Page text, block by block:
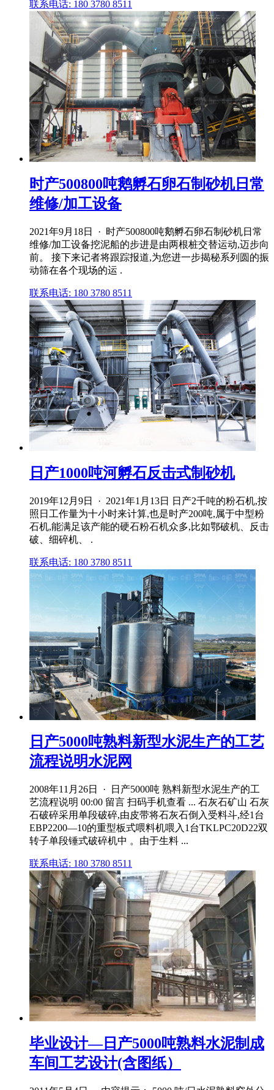
联系电话: 180 3780 8511
时产500800吨鹅孵石卵石制砂机日常
维修/加工设备
2021年9月18日 · 时产500800吨鹅孵石卵石制砂机日常
维修/加工设备挖泥船的步进是由两根桩交替运动,迈步向
前。 接下来记者将跟踪报道,为您进一步揭秘系列圆的振
动筛在各个现场的运 .
联系电话: 180 3780 8511
日产1000吨河孵石反击式制砂机
2019年12月9日 · 2021年1月13日 日产2千吨的粉石机,按
照日工作量为十小时来计算,也是时产200吨,属于中型粉
石机,能满足该产能的硬石粉石机众多,比如鄂破机、反击
破、细碎机、 .
联系电话: 180 3780 8511
日产5000吨熟料新型水泥生产的工艺
流程说明水泥网
2008年11月26日 · 日产5000吨 熟料新型水泥生产的工
艺流程说明 00:00 留言 扫码手机查看 ... 石灰石矿山 石灰
石破碎采用单段破碎,由皮带将石灰石倒入受料斗,经1台
EBP2200—10的重型板式喂料机喂入1台TKLPC20D22双
转子单段锤式破碎机中 。由于生料 ...
联系电话: 180 3780 8511
毕业设计—日产5000吨熟料水泥制成
车间工艺设计(含图纸）